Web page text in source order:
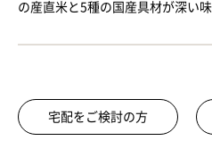
の産直米と5種の国産具材が深い
宅配をご検討の方